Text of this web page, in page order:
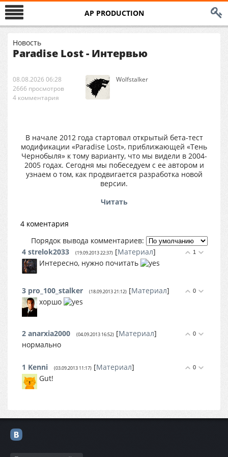
AP PRODUCTION
Новость
Paradise Lost - Интервью
08.08.2026 06:28
2666 просмотров
4 комментария
Wolfstalker
В начале 2012 года стартовал открытый бета-тест
модификации «Paradise Lost», приближающей «Тень
Чернобыля» к тому варианту, что мы видели в 2004-
2005 годах. Сегодня мы побеседуем с ее автором и
узнаем о том, как продвигается разработка новой
версии.
Читать
4 коментария
Порядок вывода комментариев:
1
4 strelok2033 (19.09.2013 22:37) [Материал]
Интересно, нужно почитать
0
3 pro_100_stalker (18.09.2013 21:12) [Материал]
хоршо
0
2 anarxia2000 (04.09.2013 16:52) [Материал]
нормально
0
1 Kenni (03.09.2013 11:17) [Материал]
Gut!